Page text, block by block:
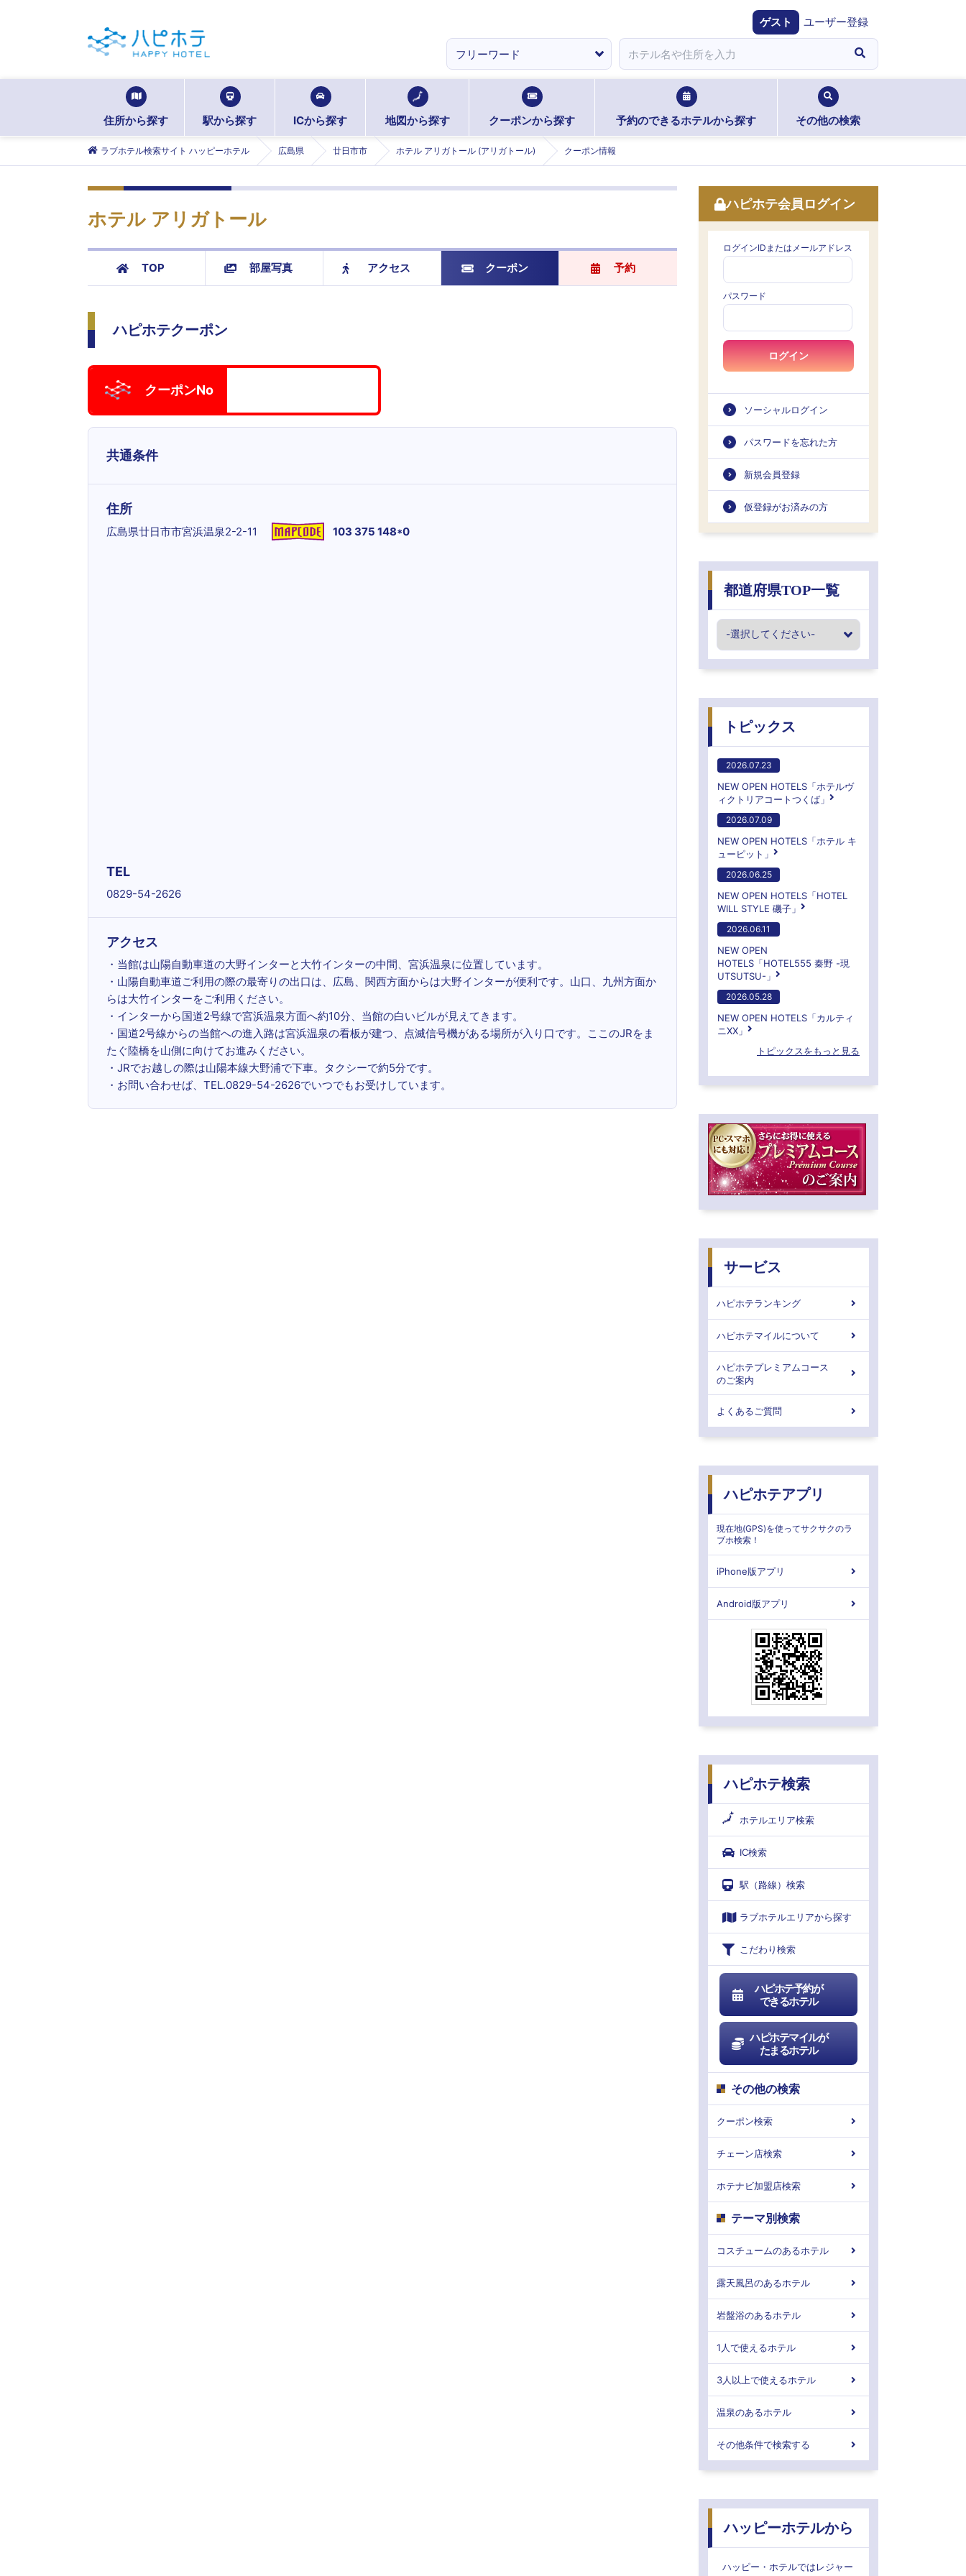
ゲスト ユーザー登録
住所から探す 駅から探す ICから探す 地図から探す クーポンから探す 予約のできるホテルから探す その他の検索
ラブホテル検索サイト ハッピーホテル 広島県 廿日市市 ホテル アリガトール (アリガトール) クーポン情報
ホテル アリガトール
TOP 部屋写真 アクセス クーポン 予約
ハピホテクーポン
クーポンNo
共通条件
住所
広島県廿日市市宮浜温泉2-2-11 103 375 148*0
TEL
0829-54-2626
アクセス
・当館は山陽自動車道の大野インターと大竹インターの中間、宮浜温泉に位置しています。
・山陽自動車道ご利用の際の最寄りの出口は、広島、関西方面からは大野インターが便利です。山口、九州方面か
らは大竹インターをご利用ください。
・インターから国道2号線で宮浜温泉方面へ約10分、当館の白いビルが見えてきます。
・国道2号線からの当館への進入路は宮浜温泉の看板が建つ、点滅信号機がある場所が入り口です。ここのJRをま
たぐ陸橋を山側に向けてお進みください。
・JRでお越しの際は山陽本線大野浦で下車。タクシーで約5分です。
・お問い合わせば、TEL.0829-54-2626でいつでもお受けしています。
ハピホテ会員ログイン
ログインIDまたはメールアドレス
パスワード
ログイン
ソーシャルログイン
パスワードを忘れた方
新規会員登録
仮登録がお済みの方
都道府県TOP一覧
トピックス
2026.07.23
NEW OPEN HOTELS「ホテルヴ
ィクトリアコートつくば」
2026.07.09
NEW OPEN HOTELS「ホテル キ
ューピット」
2026.06.25
NEW OPEN HOTELS「HOTEL
WILL STYLE 磯子」
2026.06.11
NEW OPEN
HOTELS「HOTEL555 秦野 -現
UTSUTSU-」
2026.05.28
NEW OPEN HOTELS「カルティ
ニXX」
トピックスをもっと見る
サービス
ハピホテランキング
ハピホテマイルについて
ハピホテプレミアムコース
のご案内
よくあるご質問
ハピホテアプリ
現在地(GPS)を使ってサクサクのラ
ブホ検索！
iPhone版アプリ
Android版アプリ
ハピホテ検索
ホテルエリア検索
IC検索
駅（路線）検索
ラブホテルエリアから探す
こだわり検索
ハピホテ予約が
できるホテル
ハピホテマイルが
たまるホテル
その他の検索
クーポン検索
チェーン店検索
ホテナビ加盟店検索
テーマ別検索
コスチュームのあるホテル
露天風呂のあるホテル
岩盤浴のあるホテル
1人で使えるホテル
3人以上で使えるホテル
温泉のあるホテル
その他条件で検索する
ハッピーホテルから
ハッピー・ホテルではレジャー